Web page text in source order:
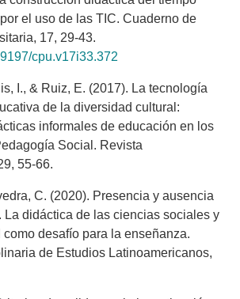
el uso de las TIC. Cuaderno de
17, 29-43.
cpu.v17i33.372
I., & Ruiz, E. (2017). La tecnología
de la diversidad cultural:
informales de educación en los
Social. Revista
55-66.
C. (2020). Presencia y ausencia
La didáctica de las ciencias sociales y
como desafío para la enseñanza.
de Estudios Latinoamericanos,